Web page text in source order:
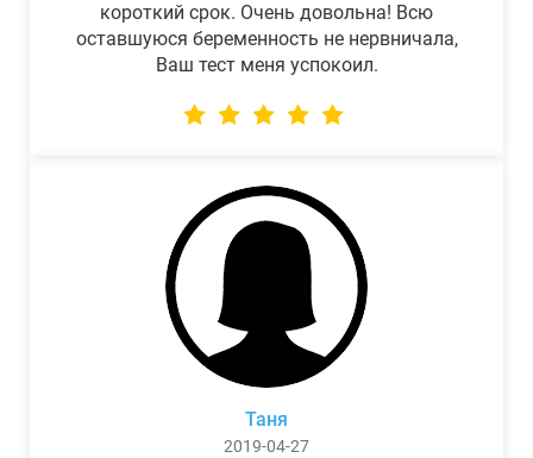
короткий срок. Очень довольна! Всю
оставшуюся беременность не нервничала,
Ваш тест меня успокоил.
Таня
2019-04-27